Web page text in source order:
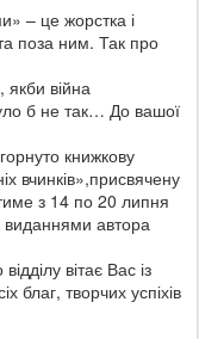
– це жорстка і
поза ним. Так про
війна
б не так… До вашої
книжкову
вчинків»,присвячену
з 14 по 20 липня
виданнями автора
вітає Вас із
благ, творчих успіхів